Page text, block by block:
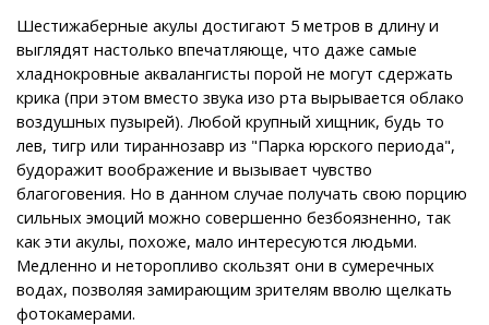
Шестижаберные акулы достигают 5 метров в длину и
выглядят настолько впечатляюще, что даже самые
хладнокровные аквалангисты порой не могут сдержать
крика (при этом вместо звука изо рта вырывается облако
воздушных пузырей). Любой крупный хищник, будь то
лев, тигр или тираннозавр из "Парка юрского периода",
будоражит воображение и вызывает чувство
благоговения. Но в данном случае получать свою порцию
сильных эмоций можно совершенно безбоязненно, так
как эти акулы, похоже, мало интересуются людьми.
Медленно и неторопливо скользят они в сумеречных
водах, позволяя замирающим зрителям вволю щелкать
фотокамерами.